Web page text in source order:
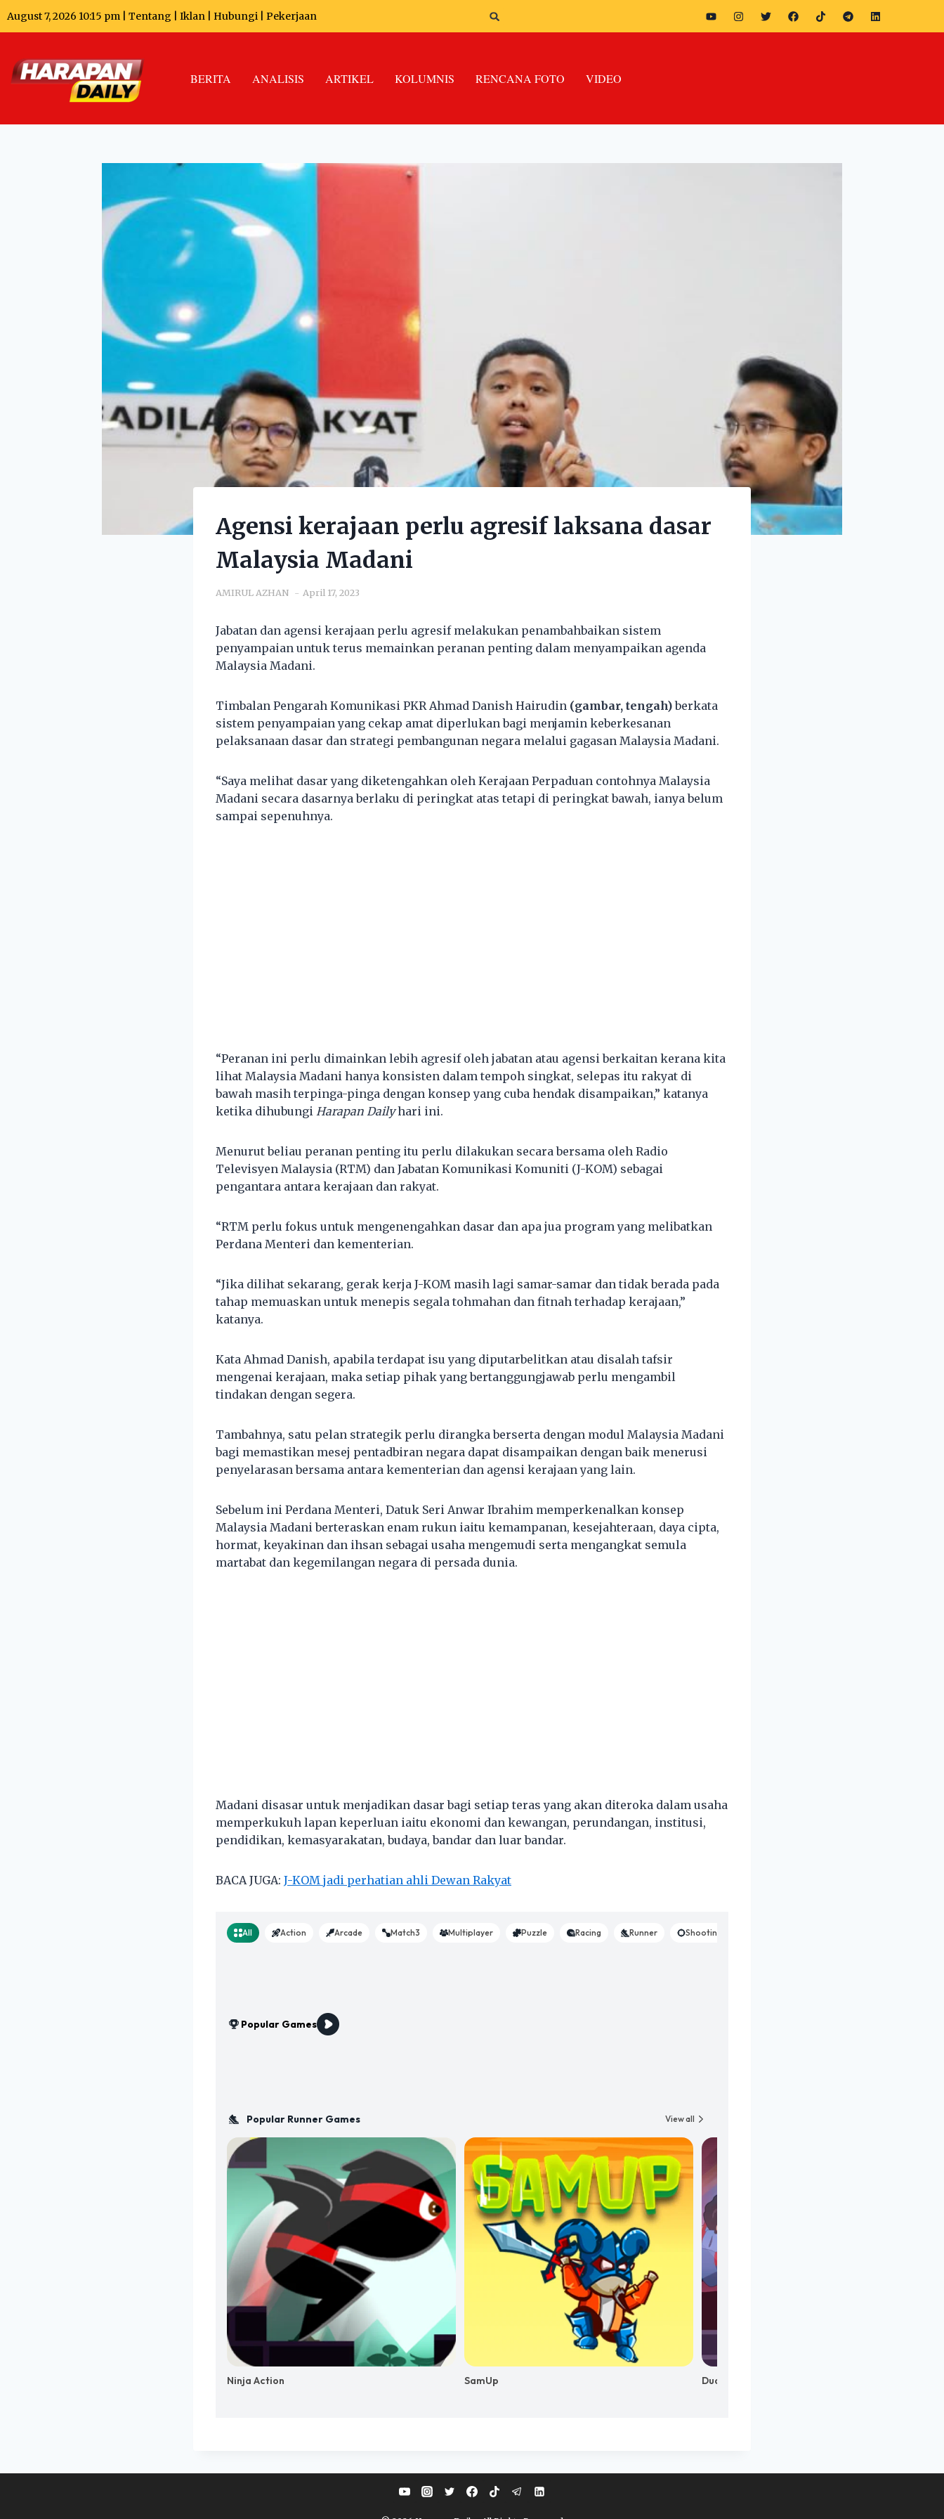
August 7, 2026 10:15 pm | Tentang Iklan Hubungi Pekerjaan
BERITA ANALISIS ARTIKEL KOLUMNIS RENCANA FOTO VIDEO
Agensi kerajaan perlu agresif laksana dasar
Malaysia Madani
AMIRUL AZHAN April 17, 2023
Jabatan dan agensi kerajaan perlu agresif melakukan penambahbaikan sistem
penyampaian untuk terus memainkan peranan penting dalam menyampaikan agenda
Malaysia Madani.
Timbalan Pengarah Komunikasi PKR Ahmad Danish Hairudin (gambar, tengah)berkata
sistem penyampaian yang cekap amat diperlukan bagi menjamin keberkesanan
pelaksanaan dasar dan strategi pembangunan negara melalui gagasan Malaysia Madani.
“Saya melihat dasar yang diketengahkan oleh Kerajaan Perpaduan contohnya Malaysia
Madani secara dasarnya berlaku di peringkat atas tetapi di peringkat bawah, ianya belum
sampai sepenuhnya.
“Peranan ini perlu dimainkan lebih agresif oleh jabatan atau agensi berkaitan kerana kita
lihat Malaysia Madani hanya konsisten dalam tempoh singkat, selepas itu rakyat di
bawah masih terpinga-pinga dengan konsep yang cuba hendak disampaikan,” katanya
ketika dihubungi Harapan Dailyhari ini.
Menurut beliau peranan penting itu perlu dilakukan secara bersama oleh Radio
Televisyen Malaysia (RTM) dan Jabatan Komunikasi Komuniti (J-KOM) sebagai
pengantara antara kerajaan dan rakyat.
“RTM perlu fokus untuk mengenengahkan dasar dan apa jua program yang melibatkan
Perdana Menteri dan kementerian.
“Jika dilihat sekarang, gerak kerja J-KOM masih lagi samar-samar dan tidak berada pada
tahap memuaskan untuk menepis segala tohmahan dan fitnah terhadap kerajaan,”
katanya.
Kata Ahmad Danish, apabila terdapat isu yang diputarbelitkan atau disalah tafsir
mengenai kerajaan, maka setiap pihak yang bertanggungjawab perlu mengambil
tindakan dengan segera.
Tambahnya, satu pelan strategik perlu dirangka berserta dengan modul Malaysia Madani
bagi memastikan mesej pentadbiran negara dapat disampaikan dengan baik menerusi
penyelarasan bersama antara kementerian dan agensi kerajaan yang lain.
Sebelum ini Perdana Menteri, Datuk Seri Anwar Ibrahim memperkenalkan konsep
Malaysia Madani berteraskan enam rukun iaitu kemampanan, kesejahteraan, daya cipta,
hormat, keyakinan dan ihsan sebagai usaha mengemudi serta mengangkat semula
martabat dan kegemilangan negara di persada dunia.
Madani disasar untuk menjadikan dasar bagi setiap teras yang akan diteroka dalam usaha
memperkukuh lapan keperluan iaitu ekonomi dan kewangan, perundangan, institusi,
pendidikan, kemasyarakatan, budaya, bandar dan luar bandar.
BACA JUGA: J-KOM jadi perhatian ahli Dewan Rakyat